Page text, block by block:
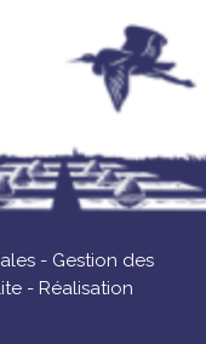
- Gestion des
- Réalisation